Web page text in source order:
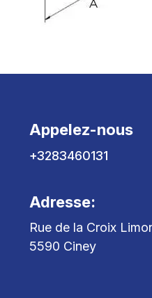
Appelez-nous
+3283460131
Adresse:
Rue de la Croix
5590 Ciney